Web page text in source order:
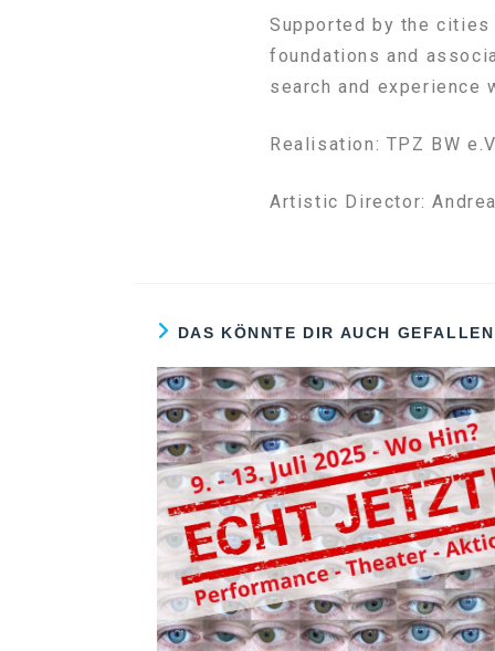
Supported by the
foundations and
search and experience
Realisation: TPZ BW
Artistic Director:
DAS KÖNNTE DIR AUCH GEFALLEN